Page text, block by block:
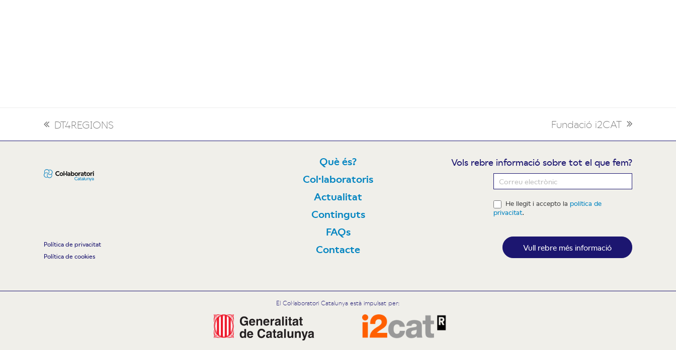
previous
post:
DT4REGIONS
next
post:
Fundació i2CAT
Política de privacitat
Política de cookies
Què és?
Col·laboratoris
Actualitat
Continguts
FAQs
Contacte
Vols rebre informació sobre tot el que fem?
He llegit i accepto lapolítica de
privacitat.
Vull rebre més informació
El Col·laboratori Catalunya està impulsat per: